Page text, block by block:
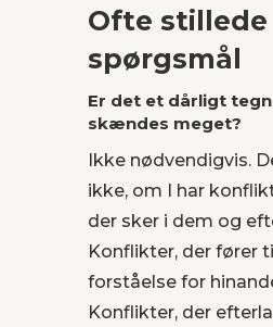
Ofte stillede
spørgsmål
Er det et dårligt
skændes meget?
Ikke nødvendigvis.
ikke, om I har
der sker i dem og
Konflikter, der fører
forståelse for
Konflikter, der